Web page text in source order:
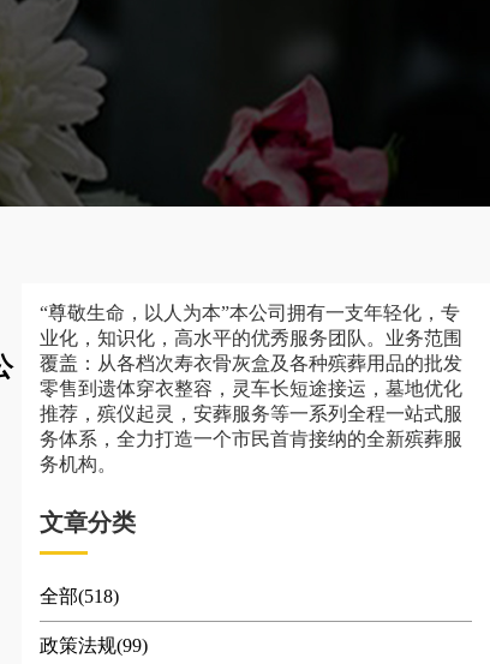
“尊敬生命，以人为本”本公司拥有一支年轻化，专
业化，知识化，高水平的优秀服务团队。业务范围
覆盖：从各档次寿衣骨灰盒及各种殡葬用品的批发
零售到遗体穿衣整容，灵车长短途接运，墓地优化
推荐，殡仪起灵，安葬服务等一系列全程一站式服
务体系，全力打造一个市民首肯接纳的全新殡葬服
务机构。
文章分类
全部(518)
政策法规(99)